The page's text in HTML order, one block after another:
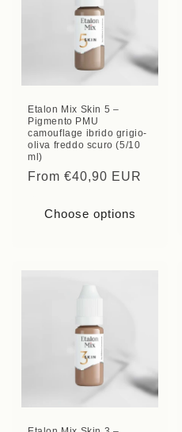
Etalon Mix Skin 5 –
Pigmento PMU
camouflage ibrido grigio-
oliva freddo scuro (5/10
ml)
Regular
From €40,90 EUR
Choose options